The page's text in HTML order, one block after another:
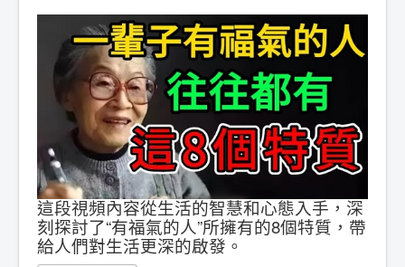
這段視頻內容從生活的智慧和心態入手，深
刻探討了“有福氣的人”所擁有的8個特質，帶
給人們對生活更深的啟發。